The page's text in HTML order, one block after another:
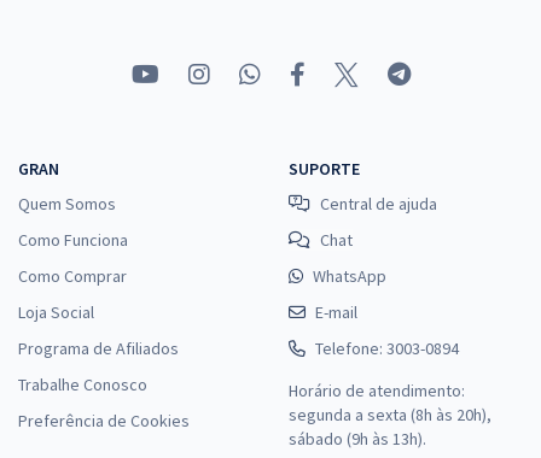
GRAN
Quem Somos
Como Funciona
Como Comprar
Loja Social
Programa de Afiliados
Trabalhe Conosco
Preferência de Cookies
SUPORTE
Central de ajuda
Chat
WhatsApp
E-mail
Telefone: 3003-0894
Horário de atendimento:
segunda a sexta (8h às 20h),
sábado (9h às 13h).